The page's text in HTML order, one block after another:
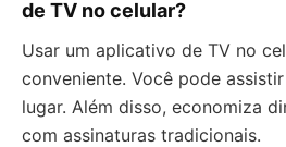
de TV no celular?
Usar um aplicativo de TV no
conveniente. Você pode
lugar. Além disso, economiza
com assinaturas tradicionais.